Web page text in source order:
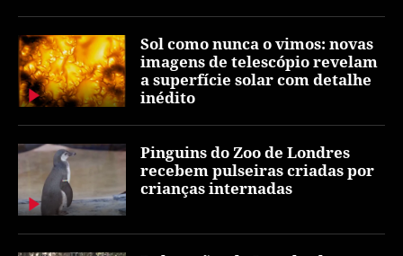
Sol como nunca o vimos: novas
imagens de telescópio revelam
a superfície solar com detalhe
inédito
Pinguins do Zoo de Londres
recebem pulseiras criadas por
crianças internadas